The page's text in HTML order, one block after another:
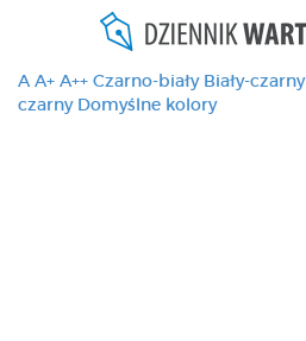
A A+ A++ Czarno-biały Biały-czarny
czarny Domyślne kolory